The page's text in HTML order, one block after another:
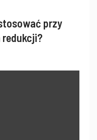
przy